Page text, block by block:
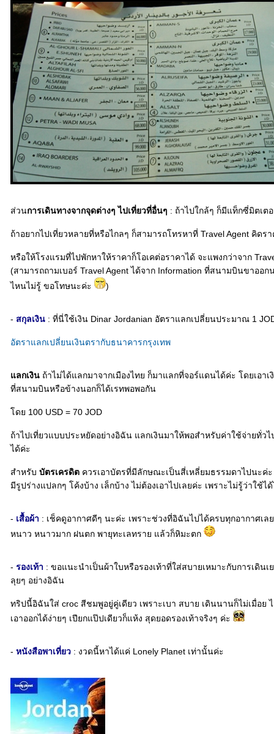
ส่วนการเดินทางจากจุดต่างๆ ไปเที่ยวที่อื่นๆ : ถ้าไปใกล้ๆ ก็มีแท็กซี่มิตเต
ถ้าอยากไปเที่ยวหลายที่หรือไกลๆ ก็สามารถโทรหาที่ Travel Agent คิดร
หรือให้โรงแรมที่ไปพักหาให้ราคาก็โอเคต่อราคาได้ จะแพงกว่าจาก
(สามารถถามเบอร์ Travel Agent ได้จาก Information ที่สนามบินขาออก
ไหนไม่รู้ ขอโทษนะค่ะ
)
- สกุลเงิน : ที่นี่ใช้เงิน Dinar Jordanian อัตราแลกเปลี่ยนประมาณ 1
อัตราแลกเปลี่ยนเงินตรากับธนาคารกรุงเทพ
ลกเงิน ถ้าไม่ได้แลกมาจากเมืองไทย ก็มาแลกที่จอร์แดนได้ค่ะ โดยเอา
ที่สนามบินหรือข้างนอกก็ได้เรทพอพอกัน
ดย 100 USD = 70 JOD
ถ้าไปเที่ยวแบบประหยัดอย่างอิฉัน แลกเงินมาให้พอสำหรับค่าใช้จ่ายทั่ว
ได้ค่ะ
สำหรับ บัตรเครดิต ควรเอาบัตรที่มีลักษณะเป็นสี่เหลี่ยมธรรมดาไปนะค่
มีรูปร่างแปลกๆ โค้งบ้าง เล็กบ้าง ไม่ต้องเอาไปเลยค่ะ เพราะไม่รู้ว่าใช้ไ
- เสื้อผ้า : เช็คดูอากาศดีๆ นะค่ะ เพราะช่วงที่อิฉันไปได้ครบทุกอากาศเล
หนาว หนาวมาก ฝนตก พายุทะเลทราย แล้วก็หิมะตก
- รองเท้า : ขอแนะนำเป็นผ้าใบหรือรองเท้าที่ใส่สบายเหมาะกับการเดิน
ลุยๆ อย่างอิฉัน
ทริปนี้อิฉันใส่ croc สีชมพูอยู่คู่เดียว เพราะเบา สบาย เดินนานก็ไม่เมื่อย
เอาออกได้ง่ายๆ เปียกแป๊ปเดียวก็แห้ง สุดยอดรองเท้าจริงๆ ค่ะ
- หนังสือพาเที่ยว : งวดนี้หาได้แค่ Lonely Planet เท่านั้นค่ะ